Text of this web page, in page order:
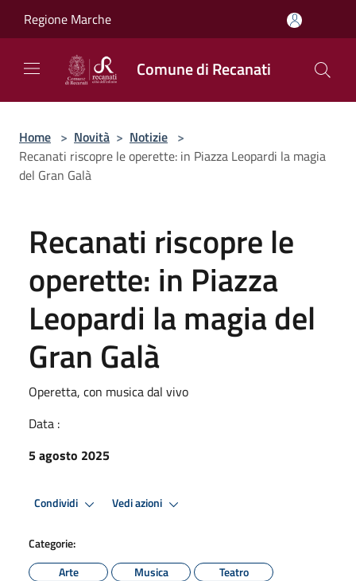
Regione Marche
Comune di Recanati
Home > Novità > Notizie >
Recanati riscopre le operette: in Piazza Leopardi la magia
del Gran Galà
Recanati riscopre le
operette: in Piazza
Leopardi la magia del
Gran Galà
Operetta, con musica dal vivo
Data :
5 agosto 2025
Condividi Vedi azioni
Categorie:
Arte
Musica Teatro